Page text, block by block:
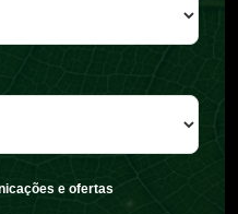
e ofertas